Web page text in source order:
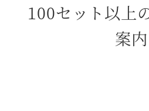
100セット以上
案内